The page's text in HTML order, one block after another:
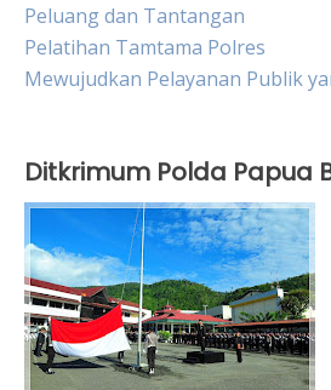
Peluang dan Tantangan
Pelatihan Tamtama Polres
Mewujudkan Pelayanan Publik
Ditkrimum Polda Papua